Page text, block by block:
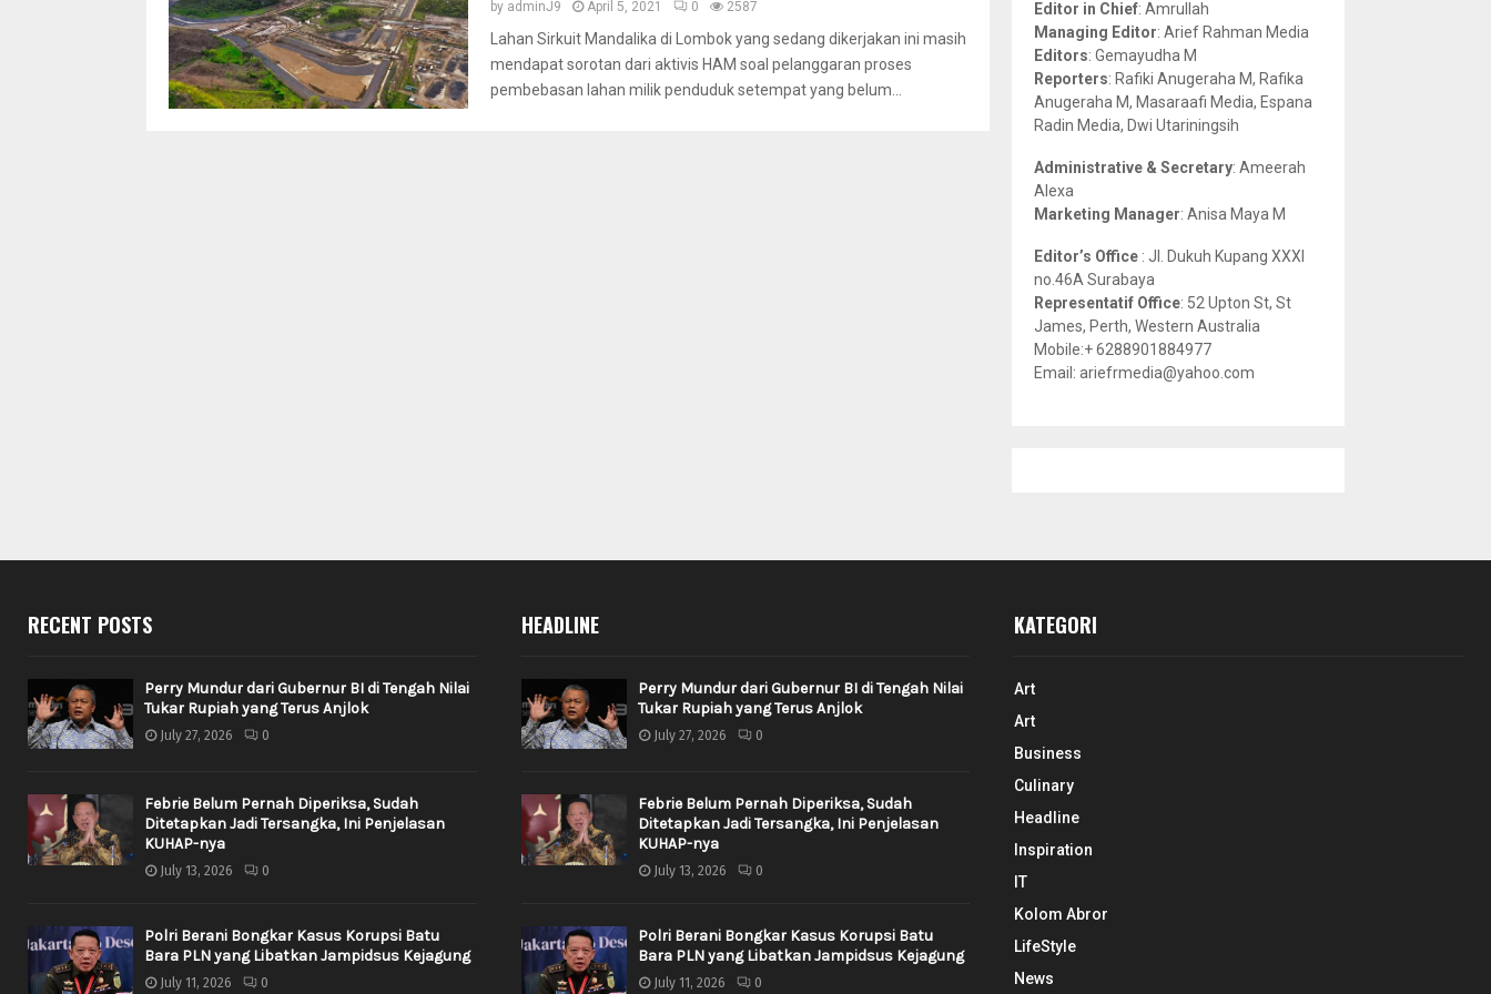
by adminJ9 April 5, 2021 0 2587
Lahan Sirkuit Mandalika di Lombok yang sedang dikerjakan ini masih
mendapat sorotan dari aktivis HAM soal pelanggaran proses
pembebasan lahan milik penduduk setempat yang belum...
r
:
R
H
Editor in Chief: Amrullah
Managing Editor: Arief Rahman Media
Editors: Gemayudha M
Reporters: Rafiki Anugeraha M, Rafika
Anugeraha M, Masaraafi Media, Espana
Radin Media, Dwi Utariningsih
Administrative & Secretary: Ameerah
Alexa
Marketing Manager: Anisa Maya M
Editor’s Office : Jl. Dukuh Kupang XXXI
no.46A Surabaya
Representatif Office: 52 Upton St, St
James, Perth, Western Australia
Mobile:+ 6288901884977
Email: ariefrmedia@yahoo.com
RECENT POSTS
Perry Mundur dari Gubernur BI di Tengah Nilai
Tukar Rupiah yang Terus Anjlok
July 27, 2026 0
Febrie Belum Pernah Diperiksa, Sudah
Ditetapkan Jadi Tersangka, Ini Penjelasan
KUHAP-nya
July 13, 2026 0
Polri Berani Bongkar Kasus Korupsi Batu
Bara PLN yang Libatkan Jampidsus Kejagung
July 11, 2026 0
HEADLINE
Perry Mundur dari Gubernur BI di Tengah Nilai
Tukar Rupiah yang Terus Anjlok
July 27, 2026 0
Febrie Belum Pernah Diperiksa, Sudah
Ditetapkan Jadi Tersangka, Ini Penjelasan
KUHAP-nya
July 13, 2026 0
Polri Berani Bongkar Kasus Korupsi Batu
Bara PLN yang Libatkan Jampidsus Kejagung
July 11, 2026 0
KATEGORI
Art
Art
Business
Culinary
Headline
Inspiration
IT
Kolom Abror
LifeStyle
News